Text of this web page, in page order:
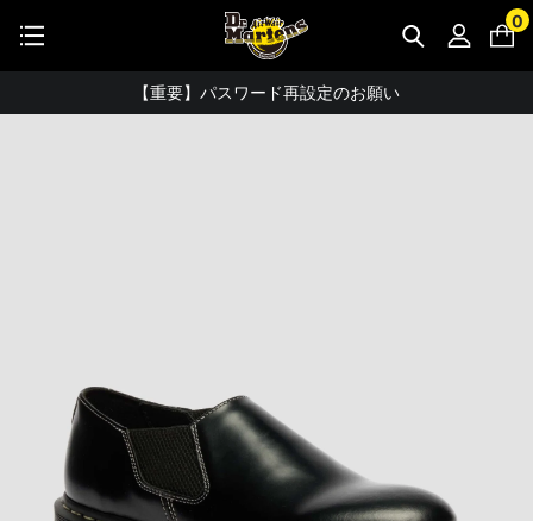
0
公式アプリで最大3,000円バック！
【重要】パスワード再設定のお願い